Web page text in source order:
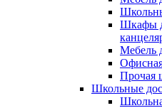
Шкафы
Мебель
Прочая
Школьные